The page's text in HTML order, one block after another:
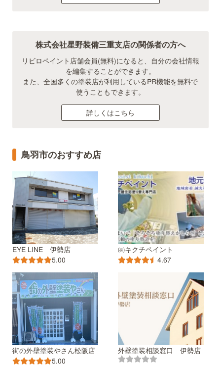
株式会社星野装備三重支店の関係者の方へ
リビロペイント店舗会員(無料)になると、自分の会社情報
を編集することができます。
また、全国多くの塗装店が利用しているPR機能を無料で
使うこともできます。
詳しくはこちら
鳥羽市のおすすめ店
EYE LINE 伊勢店
5.00
㈱キクチペイント
4.67
街の外壁塗装やさん松阪店
5.00
外壁塗装相談窓口 伊勢店